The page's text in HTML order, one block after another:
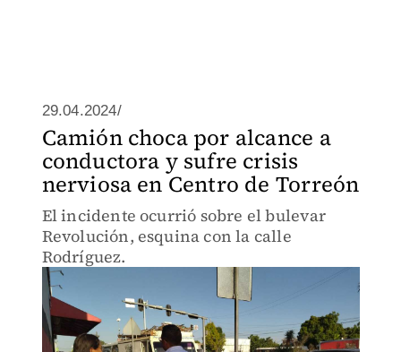
29.04.2024/
Camión choca por alcance a
conductora y sufre crisis
nerviosa en Centro de Torreón
El incidente ocurrió sobre el bulevar
Revolución, esquina con la calle
Rodríguez.